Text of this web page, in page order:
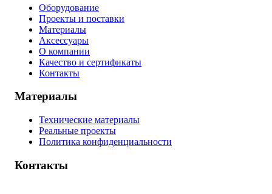
Оборудование
Проекты и поставки
Материалы
Аксессуары
О компании
Качество и сертификаты
Контакты
Материалы
Технические материалы
Реальные проекты
Политика конфиденциальности
Контакты